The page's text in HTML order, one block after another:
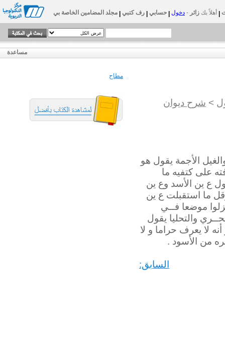
أهلاً بك زائر - دخول حسابي رف كتبي مجلد المضامين الخاصة بي
مساعدة
> شرح ديوان
الأجمة يقول هو
على كتفيه ما
ع ين الأسد وع ين
ما استقبلت ع ين
موضعا فــي
والتحليا يقول
لا يعرف حراما و لا
من الأسود .
السابق:
مطاح